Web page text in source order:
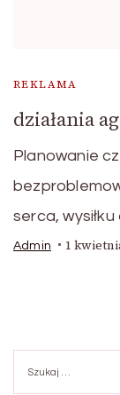
REKLAMA
działania
Planowanie
serca,
Admin 1